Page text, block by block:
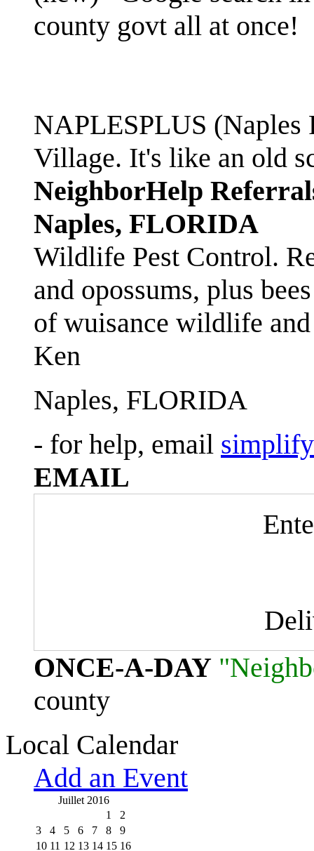
county govt all at once!
NAPLESPLUS
Village. It's like an old
NeighborHelp
Naples, FLORIDA
Wildlife Pest Control.
and opossums, plus
of wuisance wildlife
Ken
Naples, FLORIDA
- for help, email
EMAIL
ONCE-A-DAY
county
Local Calendar
Add an Event
Juillet 2016
1
2
3
4 5 6 7 8
9
10 11 12 13 14 15 16